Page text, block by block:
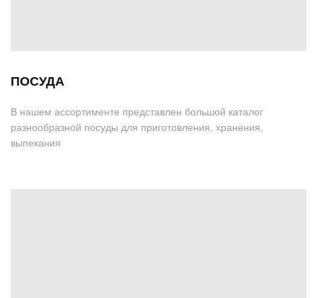
ПОСУДА
В нашем ассортименте представлен большой каталог
разнообразной посуды для приготовления, хранения,
выпекания